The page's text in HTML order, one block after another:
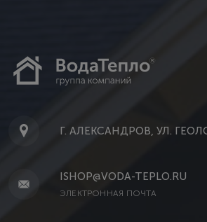
Г. АЛЕКСАНДРОВ, УЛ.
ISHOP@VODA-TEPLO.RU
ЭЛЕКТРОННАЯ ПОЧТА